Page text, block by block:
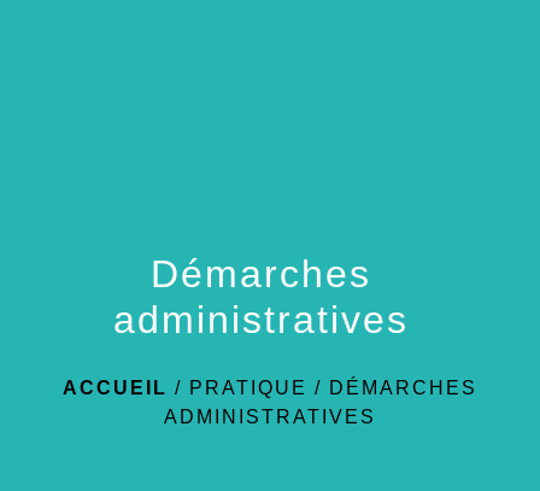
Démarches
administratives
ACCUEIL / PRATIQUE / DÉMARCHES
ADMINISTRATIVES